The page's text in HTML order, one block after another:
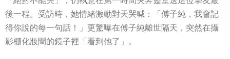
後一程。受訪時，她情緒激動對天哭喊：「傅子純，我會記
得你說的每一句話！」更驚曝在傅子純離世隔天，突然在攝
影棚化妝間的鏡子裡「看到他了」。